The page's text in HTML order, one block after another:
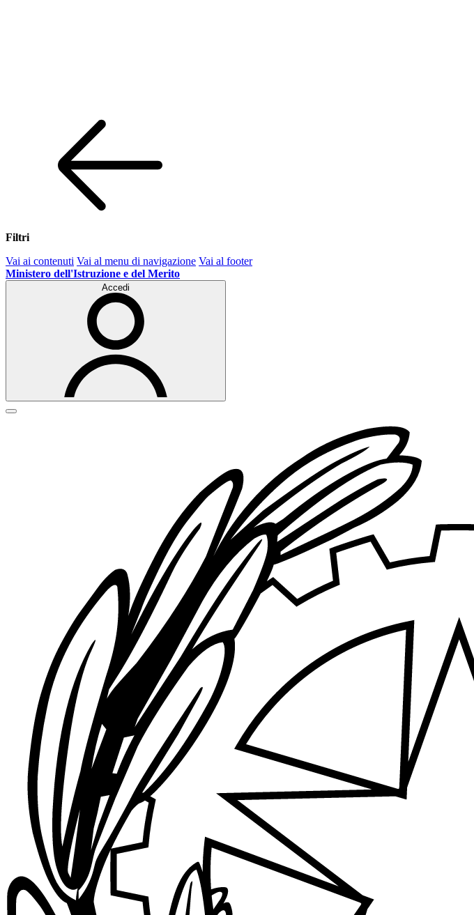
Filtri
Vai ai contenuti Vai al menu di navigazione Vai al footer
Ministero dell'Istruzione e del Merito
Accedi